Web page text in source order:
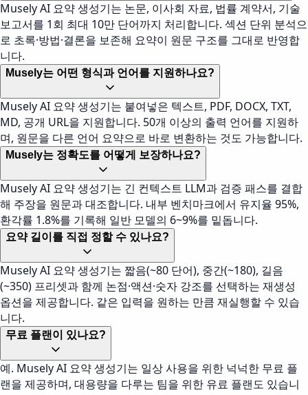
Musely AI 요약 생성기는 논문, 이사회 자료, 법률 계약서, 기술
보고서를 1회 최대 10만 단어까지 처리합니다. 섹션 단위 분석으
로 초록·방법·결론을 보존해 요약이 원문 구조를 그대로 반영합
니다.
Musely는 어떤 형식과 언어를 지원하나요?
Musely AI 요약 생성기는 붙여넣은 텍스트, PDF, DOCX, TXT,
MD, 공개 URL을 지원합니다. 50개 이상의 출력 언어를 지원하
며, 원문을 다른 언어 요약으로 바로 변환하는 것도 가능합니다.
Musely는 정확도를 어떻게 보장하나요?
Musely AI 요약 생성기는 긴 컨텍스트 LLM과 검증 패스를 결합
해 주장을 원문과 대조합니다. 내부 벤치마크에서 유지율 95%,
환각률 1.8%를 기록해 일반 모델의 6~9%를 밑돕니다.
요약 길이를 직접 정할 수 있나요?
Musely AI 요약 생성기는 짧음(~80 단어), 중간(~180), 길음
(~350) 프리셋과 함께 논점·액션·숫자 강조를 선택하는 재생성
옵션을 제공합니다. 같은 입력을 원하는 만큼 재실행할 수 있습
니다.
무료 플랜이 있나요?
예. Musely AI 요약 생성기는 일상 사용을 위한 넉넉한 무료 플
랜을 제공하며, 대용량을 다루는 팀을 위한 유료 플랜도 있습니